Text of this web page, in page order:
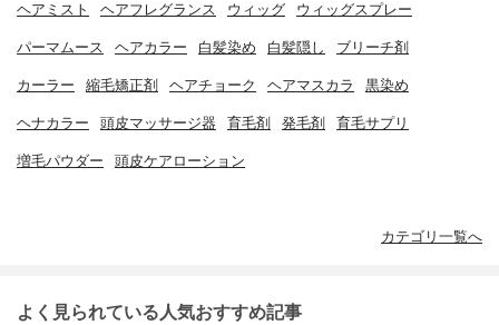
ヘアミスト ヘアフレグランス ウィッグ ウィッグスプレー
パーマムース ヘアカラー 白髪染め 白髪隠し ブリーチ剤
カーラー 縮毛矯正剤 ヘアチョーク ヘアマスカラ 黒染め
ヘナカラー 頭皮マッサージ器 育毛剤 発毛剤 育毛サプリ
増毛パウダー 頭皮ケアローション
カテゴリ一覧へ
よく見られている人気おすすめ記事